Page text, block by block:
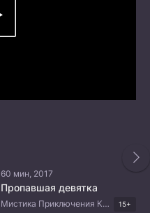
60 мин, 2017
Пропавшая девятка
Мистика Приключения Комедия Драма Корейские дорамы 15+